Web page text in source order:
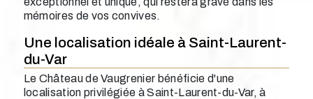
mémoires de vos convives.
Une localisation idéale à Saint-Laurent-
du-Var
Le Château de Vaugrenier bénéficie d'une
localisation privilégiée à Saint-Laurent-du-Var, à